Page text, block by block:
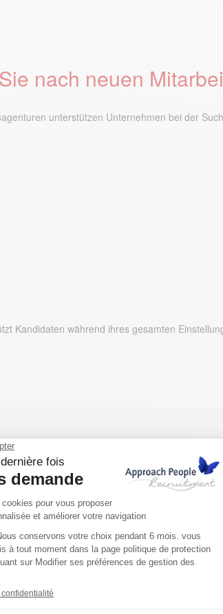
nach neuen
unterstützen Unternehmen bei der
Kandidaten während ihres gesamten
leicht
Approach People hat ein offenes Ohr für